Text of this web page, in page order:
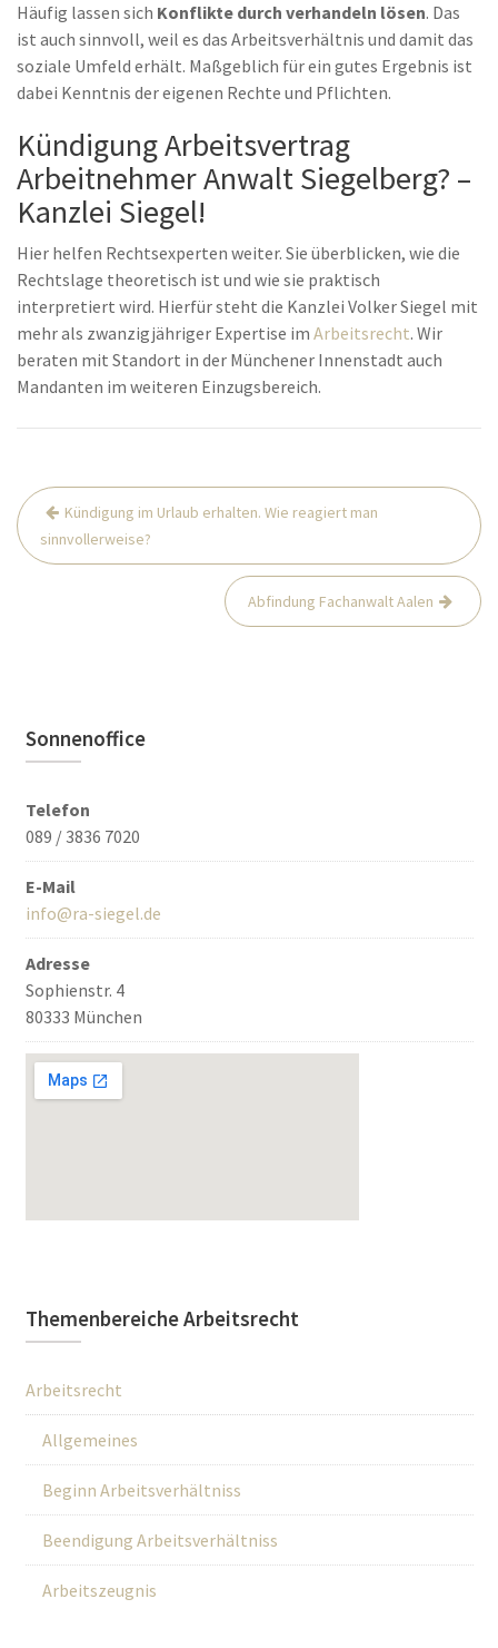
Häufig lassen sich Konflikte durch verhandeln lösen. Das
ist auch sinnvoll, weil es das Arbeitsverhältnis und damit das
soziale Umfeld erhält. Maßgeblich für ein gutes Ergebnis ist
dabei Kenntnis der eigenen Rechte und Pflichten.
Kündigung Arbeitsvertrag
Arbeitnehmer Anwalt Siegelberg? –
Kanzlei Siegel!
Hier helfen Rechtsexperten weiter. Sie überblicken, wie die
Rechtslage theoretisch ist und wie sie praktisch
interpretiert wird. Hierfür steht die Kanzlei Volker Siegel mit
mehr als zwanzigjähriger Expertise im Arbeitsrecht. Wir
beraten mit Standort in der Münchener Innenstadt auch
Mandanten im weiteren Einzugsbereich.
Beitrags-
Navigation
Kündigung im Urlaub erhalten. Wie reagiert man
sinnvollerweise?
Abfindung Fachanwalt Aalen
Sonnenoffice
Telefon
089 / 3836 7020
E-Mail
info@ra-siegel.de
Adresse
Sophienstr. 4
80333 München
Themenbereiche Arbeitsrecht
Arbeitsrecht
Allgemeines
Beginn Arbeitsverhältniss
Beendigung Arbeitsverhältniss
Arbeitszeugnis